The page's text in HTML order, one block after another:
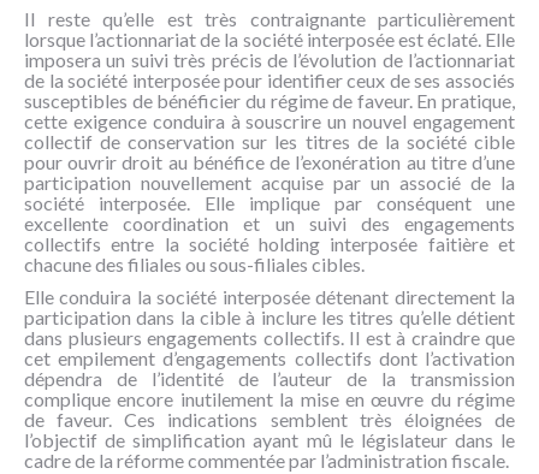
Il reste qu’elle est très contraignante particulièrement
lorsque l’actionnariat de la société interposée est éclaté. Elle
imposera un suivi très précis de l’évolution de l’actionnariat
de la société interposée pour identifier ceux de ses associés
susceptibles de bénéficier du régime de faveur. En pratique,
cette exigence conduira à souscrire un nouvel engagement
collectif de conservation sur les titres de la société cible
pour ouvrir droit au bénéfice de l’exonération au titre d’une
participation nouvellement acquise par un associé de la
société interposée. Elle implique par conséquent une
excellente coordination et un suivi des engagements
collectifs entre la société holding interposée faitière et
chacune des filiales ou sous-filiales cibles.
Elle conduira la société interposée détenant directement la
participation dans la cible à inclure les titres qu’elle détient
dans plusieurs engagements collectifs. Il est à craindre que
cet empilement d’engagements collectifs dont l’activation
dépendra de l’identité de l’auteur de la transmission
complique encore inutilement la mise en œuvre du régime
de faveur. Ces indications semblent très éloignées de
l’objectif de simplification ayant mû le législateur dans le
cadre de la réforme commentée par l’administration fiscale.